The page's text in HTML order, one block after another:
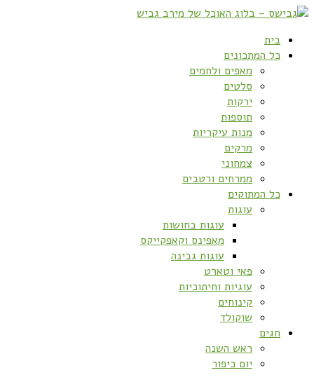
בית
כל המתכונים
מאפים ולחמים
סלטים
ירקות
תוספות
מנות עיקריות
מרקים
צמחוני
ממרחים ורטבים
כל המתוקים
עוגות
עוגות בחושות
מאפינס וקאפקייקס
עוגות גבינה
פאי וטארט
עוגיות וחיתוכיות
קינוחים
שוקולד
חגים
ראש השנה
יום כיפור